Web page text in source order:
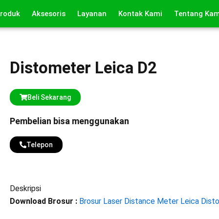
Aksesoris Layanan Kontak Kami Tentang
Distometer Leica D2
Beli Sekarang
Pembelian bisa menggunakan
Telepon
Deskripsi
Download Brosur : Brosur Laser Distance Meter Leica